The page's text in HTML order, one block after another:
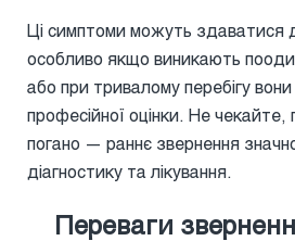
Ці симптоми можуть здаватися
особливо якщо виникають
або при тривалому перебігу
професійної оцінки. Не чекайте,
погано — раннє звернення
діагностику та лікування.
Переваги